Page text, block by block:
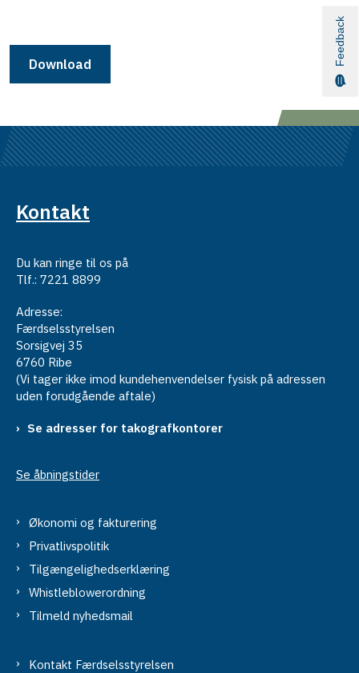
Download
Kontakt
Du kan ringe til os på
Tlf.: 7221 8899
Adresse:
Færdselsstyrelsen
Sorsigvej 35
6760 Ribe
(Vi tager ikke imod kundehenvendelser fysisk på adressen
uden forudgående aftale)
Se adresser for takografkontorer
Se åbningstider
Økonomi og fakturering
Privatlivspolitik
Tilgængelighedserklæring
Whistleblowerordning
Tilmeld nyhedsmail
Kontakt Færdselsstyrelsen
Feedback